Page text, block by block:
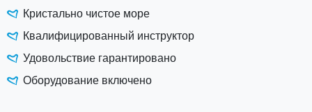
Кристально чистое море
Квалифицированный инструктор
Удовольствие гарантировано
Оборудование включено